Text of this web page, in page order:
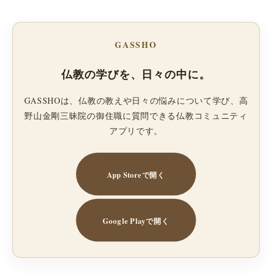
GASSHO
仏教の学びを、日々の中に。
GASSHOは、仏教の教えや日々の悩みについて学び、高
野山金剛三昧院の御住職に質問できる仏教コミュニティ
アプリです。
App Storeで開く
Google Playで開く